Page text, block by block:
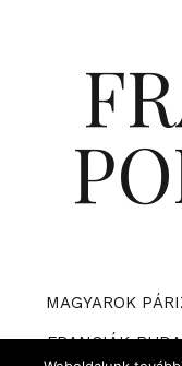
MAGYAROK
FRANCIÁK